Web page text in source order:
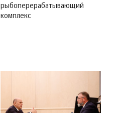
рыбоперерабатывающий
комплекс